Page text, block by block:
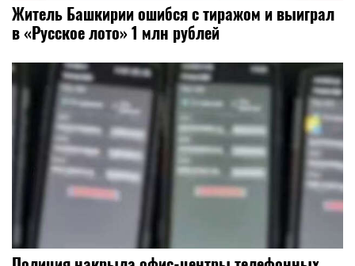
Житель Башкирии ошибся с тиражом и выиграл
в «Русское лото» 1 млн рублей